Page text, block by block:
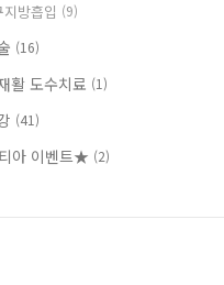
지방흡입 (9)
(16)
활 도수치료 (1)
(41)
아 이벤트★ (2)